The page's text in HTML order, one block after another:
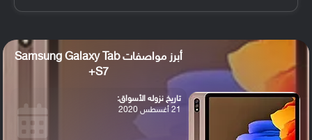
أبرز مواصفات Samsung Galaxy Tab
S7+
تاريخ نزوله الأسواق:
21 أغسطس 2020